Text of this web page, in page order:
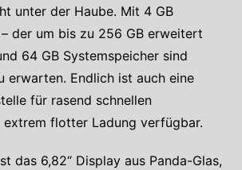
unter der Haube. Mit 4 GB
der um bis zu 256 GB erweitert
64 GB Systemspeicher sind
erwarten. Endlich ist auch eine
für rasend schnellen
extrem flotter Ladung verfügbar.
das 6,82“ Display aus Panda-Glas,